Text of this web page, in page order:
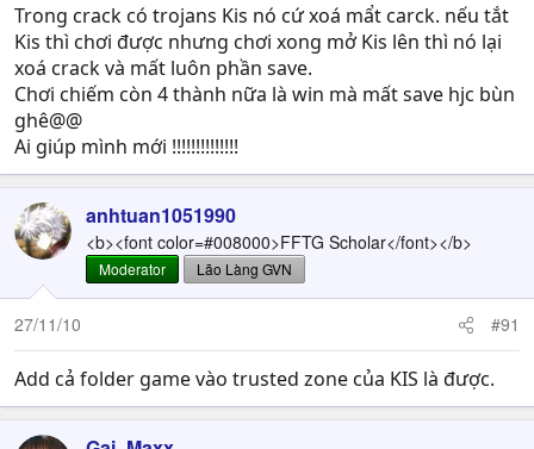
Trong crack có trojans Kis nó cứ xoá mẩt carck. nếu tắt
Kis thì chơi được nhưng chơi xong mở Kis lên thì nó lại
xoá crack và mất luôn phần save.
Chơi chiếm còn 4 thành nữa là win mà mất save hjc bùn
ghê@@
Ai giúp mình mới !!!!!!!!!!!!!!
anhtuan1051990
<b><font color=#008000>FFTG Scholar</font></b>
Moderator Lão Làng GVN
27/11/10 #91
Add cả folder game vào trusted zone của KIS là được.